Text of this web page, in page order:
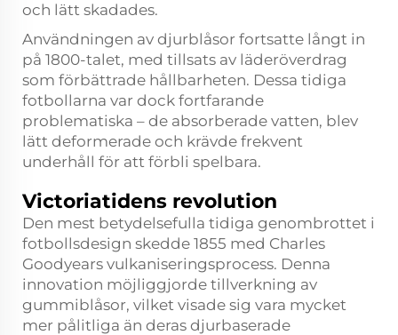
och lätt skadades.
Användningen av djurblåsor fortsatte långt in
på 1800-talet, med tillsats av läderöverdrag
som förbättrade hållbarheten. Dessa tidiga
fotbollarna var dock fortfarande
problematiska – de absorberade vatten, blev
lätt deformerade och krävde frekvent
underhåll för att förbli spelbara.
Victoriatidens revolution
Den mest betydelsefulla tidiga genombrottet i
fotbollsdesign skedde 1855 med Charles
Goodyears vulkaniseringsprocess. Denna
innovation möjliggjorde tillverkning av
gummiblåsor, vilket visade sig vara mycket
mer pålitliga än deras djurbaserade